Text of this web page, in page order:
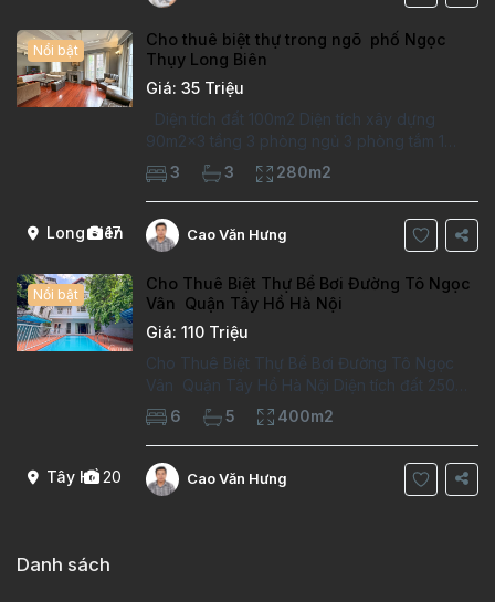
Long Biên
17
Nổi bật
Cho thuê biệt thự trong ngõ phố Ngọc
Thụy Long Biên
Giá: 35 Triệu
Diện tích đất 100m2 Diện tích xây dựng
90m2x3 tầng 3 phòng ngủ 3 phòng tắm 1
phòng làm việc Vị trí ý tưởng 10 phút đi bộ tới
trường việt pháp Ngôi nhà được thiết kế theo
kiểu phát cổ,trong khu dân
3 3 280m2
Cao Văn Hưng
Tây Hồ20
Nổi bật
Cho Thuê Biệt Thự Bể Bơi Đường Tô Ngọc
Vân Quận Tây Hồ Hà Nội
Giá: 110 Triệu
Cho Thuê Biệt Thự Bể Bơi Đường Tô Ngọc
Vân Quận Tây Hồ Hà Nội Diện tích đất 250m2
Diện tích xây dựng 100m2 Xây 4 tầng, 6
phòng ngủ 5 phòng tắm Tầng 1, , phòng
khách , phòng bếp-1wc Tầng 2, 2 phòng
6 5 400m2
Cao Văn Hưng
Danh sách